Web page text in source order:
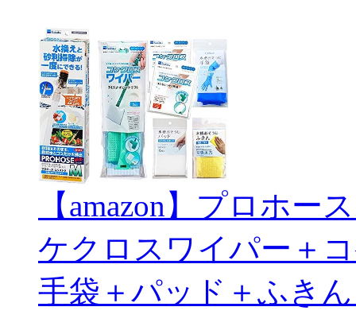
【amazon】プロホ
ケクロスワイパー＋
手袋＋パッド＋ふき